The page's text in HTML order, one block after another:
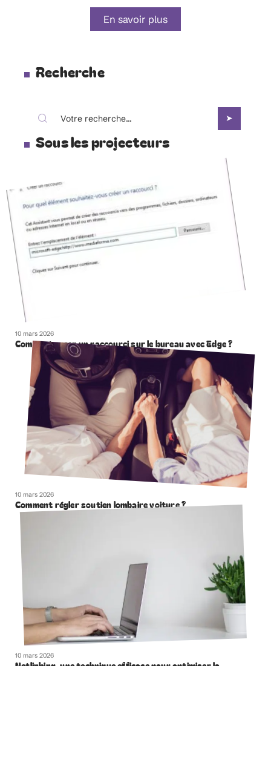
En savoir plus
Recherche
Sous les projecteurs
10 mars 2026
Comment creer un raccourci sur le bureau avec Edge ?
10 mars 2026
Comment régler soutien lombaire voiture ?
10 mars 2026
Netlinking, une technique efficace pour optimiser la